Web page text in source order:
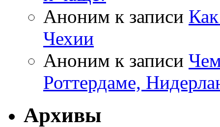
Аноним к записи
Чехии
Аноним к записи
Роттердаме,
Архивы